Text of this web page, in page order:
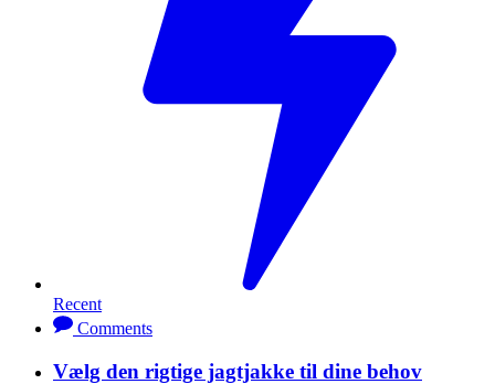
Recent
Comments
Vælg den rigtige jagtjakke til dine behov